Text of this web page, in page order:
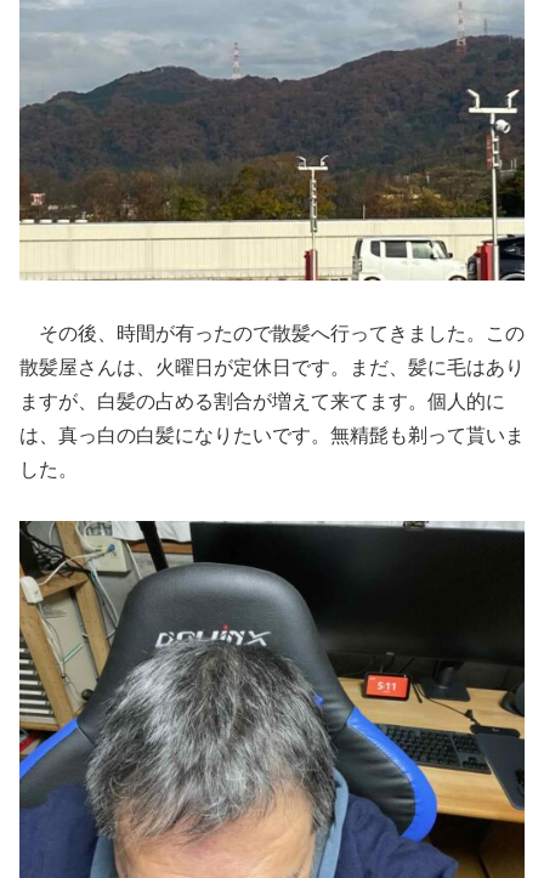
その後、時間が有ったので散髪へ行ってきました。この
散髪屋さんは、火曜日が定休日です。まだ、髪に毛はあり
ますが、白髪の占める割合が増えて来てます。個人的に
は、真っ白の白髪になりたいです。無精髭も剃って貰いま
した。